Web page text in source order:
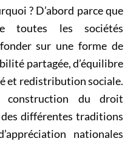
? D’abord parce que
toutes les sociétés
sur une forme de
partagée, d’équilibre
et redistribution sociale.
construction du droit
différentes traditions
nationales